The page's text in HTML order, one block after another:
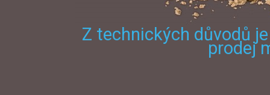
Z technických důvodů
prodej